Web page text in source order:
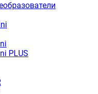
PLUS